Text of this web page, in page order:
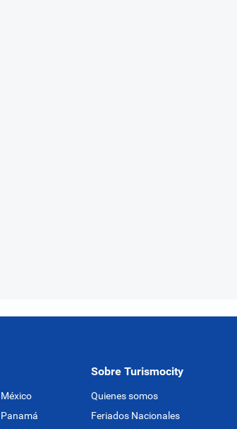
Sobre Turismocity
Quienes somos
Feriados Nacionales